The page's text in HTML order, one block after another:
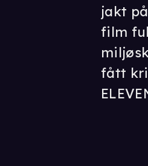
jakt
film
fått